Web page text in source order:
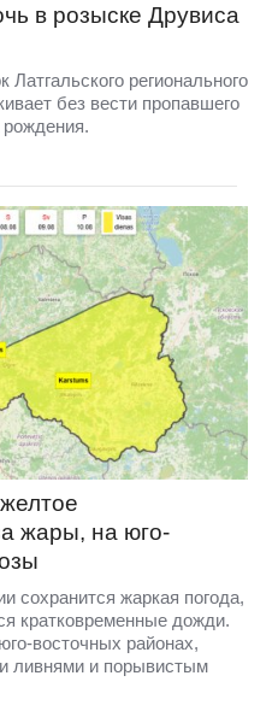
в розыске Друвиса
Латгальского регионального
без вести пропавшего
жары, на юго-
сохранится жаркая погода,
кратковременные дожди.
восточных районах,
ливнями и порывистым